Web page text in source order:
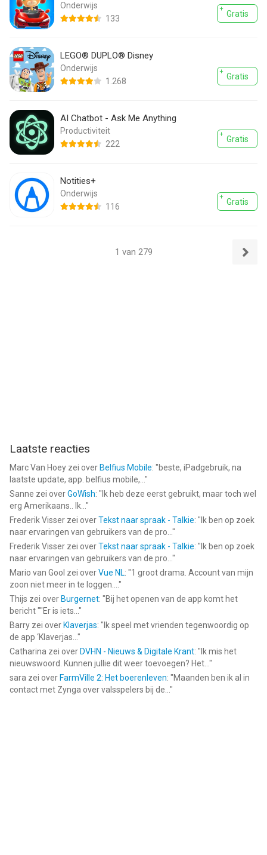
133
Onderwijs
Gratis
LEGO® DUPLO® Disney
1.268
Onderwijs
Gratis
AI Chatbot - Ask Me Anything
222
Productiviteit
Gratis
Notities+
116
Onderwijs
Gratis
1 van 279
Laatste reacties
Marc Van Hoey zei over Belfius Mobile: "beste, iPadgebruik, na
laatste update, app. belfius mobile,... "
Sanne zei overGoWish: " Ik heb deze eerst gebruikt, maar toch wel
erg Amerikaans.. Ik... "
Frederik Visser zei overTekst naar spraak - Talkie: " Ik ben op zoek
naar ervaringen van gebruikers van de pro... "
Frederik Visser zei overTekst naar spraak - Talkie: " Ik ben op zoek
naar ervaringen van gebruikers van de pro... "
Mario van Gool zei overVue NL: "1 groot drama. Account van mijn
zoon niet meer in te loggen.... "
Thijs zei over Burgernet: "Bij het openen van de app komt het
bericht ""Er is iets... "
Barry zei over Klaverjas: " Ik speel met vrienden tegenwoordig op
de app ‘Klaverjas... "
Catharina zei over DVHN - Nieuws & Digitale Krant: " Ik mis het
nieuwswoord. Kunnen jullie dit weer toevoegen? Het... "
sara zei over FarmVille 2: Het boerenleven: "Maanden ben ik al in
contact met Zynga over valsspelers bij de... "